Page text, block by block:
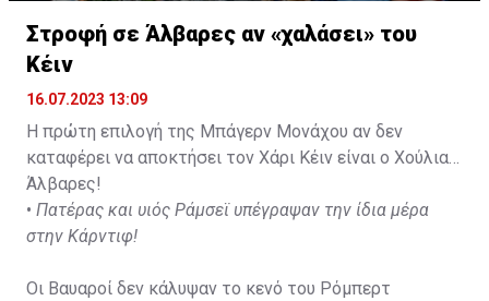
Στροφή σε Άλβαρες αν «χαλάσει» του
Κέιν
16.07.2023 13:09
Η πρώτη επιλογή της Μπάγερν Μονάχου αν δεν
καταφέρει να αποκτήσει τον Χάρι Κέιν είναι ο Χούλιαν
Άλβαρες!
• Πατέρας και υιός Ράμσεϊ υπέγραψαν την ίδια μέρα
στην Κάρντιφ!
Οι Βαυαροί δεν κάλυψαν το κενό του Ρόμπερτ